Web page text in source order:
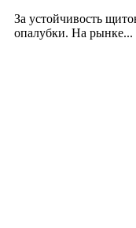
За устойчивость
опалубки. На рынке...